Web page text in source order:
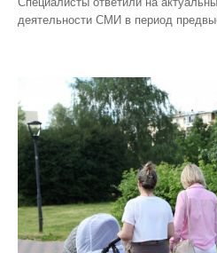
деятельности СМИ в период